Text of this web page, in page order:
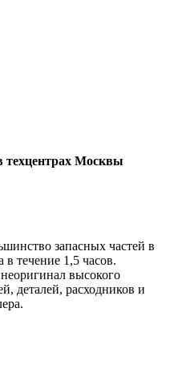
техцентрах Москвы
запасных частей в
в течение 1,5 часов.
высокого
деталей, расходников и